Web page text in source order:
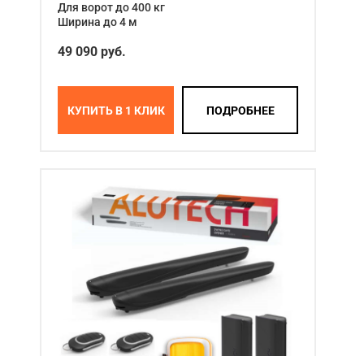
Для ворот до 400 кг
Ширина до 4 м
49 090 руб.
КУПИТЬ В 1 КЛИК ПОДРОБНЕЕ